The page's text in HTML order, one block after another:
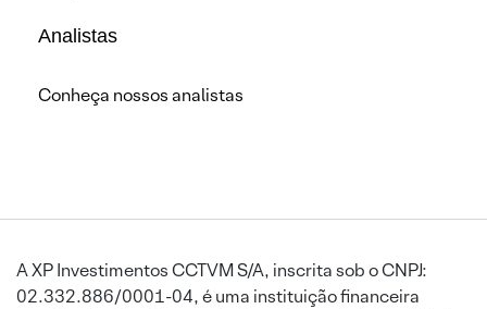
Analistas
Conheça nossos analistas
A XP Investimentos CCTVM S/A, inscrita sob o CNPJ:
02.332.886/0001-04, é uma instituição financeira